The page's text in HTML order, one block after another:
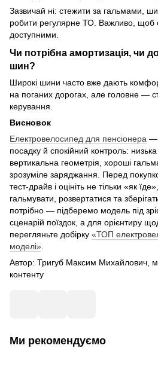
Зазвичай ні: стежити за гальмами,
робити регулярне ТО. Важливо, щоб
доступними.
Чи потрібна амортизація, чи
шин?
Широкі шини часто вже дають
на поганих дорогах, але головне —
керування.
Висновок
Електровелосипед для пенсіонера —
посадку й спокійний контроль:
вертикальна геометрія, хороші
зрозуміле заряджання. Перед
тест-драйв і оцініть не тільки «як
гальмувати, розвертатися та
потрібно — підберемо модель під
сценарій поїздок, а для орієнтиру
перегляньте добірку «ТОП
моделі».
Автор: Тригуб Максим Михайлович,
контенту
Ми рекомендуємо